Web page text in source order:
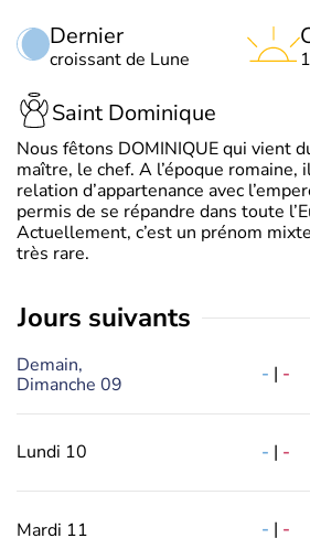
Dernier
croissant de Lune
Saint Dominique
Nous fêtons DOMINIQUE qui vient
maître, le chef. A l’époque romaine,
relation d’appartenance avec
permis de se répandre dans toute
Actuellement, c’est un prénom
très rare.
jours suivants
Demain,
Dimanche 09
- | -
Lundi 10 - | -
Mardi 11 - | -